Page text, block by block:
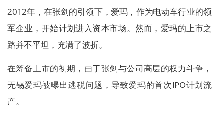
2012年，在张剑的引领下，爱玛，作为电动车行业的领
军企业，开始计划进入资本市场。然而，爱玛的上市之
路并不平坦，充满了波折。
在筹备上市的初期，由于张剑与公司高层的权力斗争，
无锡爱玛被曝出逃税问题，导致爱玛的首次IPO计划流
产。